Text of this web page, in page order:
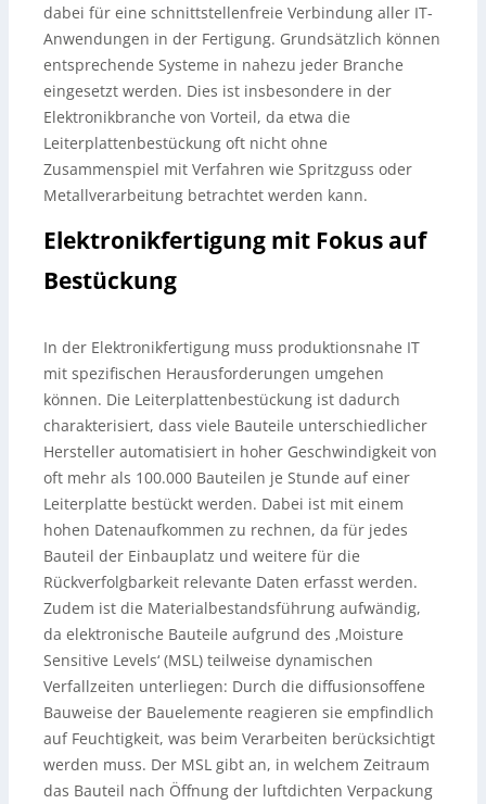
dabei für eine schnittstellenfreie Verbindung aller IT-
Anwendungen in der Fertigung. Grundsätzlich können
entsprechende Systeme in nahezu jeder Branche
eingesetzt werden. Dies ist insbesondere in der
Elektronikbranche von Vorteil, da etwa die
Leiterplattenbestückung oft nicht ohne
Zusammenspiel mit Verfahren wie Spritzguss oder
Metallverarbeitung betrachtet werden kann.
Elektronikfertigung mit Fokus auf
Bestückung
In der Elektronikfertigung muss produktionsnahe IT
mit spezifischen Herausforderungen umgehen
können. Die Leiterplattenbestückung ist dadurch
charakterisiert, dass viele Bauteile unterschiedlicher
Hersteller automatisiert in hoher Geschwindigkeit von
oft mehr als 100.000 Bauteilen je Stunde auf einer
Leiterplatte bestückt werden. Dabei ist mit einem
hohen Datenaufkommen zu rechnen, da für jedes
Bauteil der Einbauplatz und weitere für die
Rückverfolgbarkeit relevante Daten erfasst werden.
Zudem ist die Materialbestandsführung aufwändig,
da elektronische Bauteile aufgrund des ‚Moisture
Sensitive Levels‘ (MSL) teilweise dynamischen
Verfallzeiten unterliegen: Durch die diffusionsoffene
Bauweise der Bauelemente reagieren sie empfindlich
auf Feuchtigkeit, was beim Verarbeiten berücksichtigt
werden muss. Der MSL gibt an, in welchem Zeitraum
das Bauteil nach Öffnung der luftdichten Verpackung